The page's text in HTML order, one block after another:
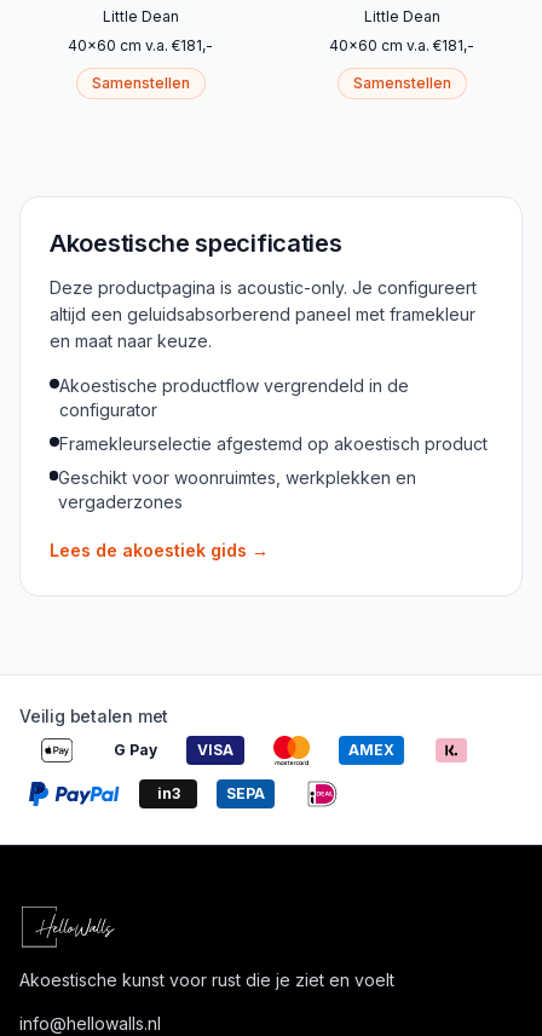
Little Dean
40x60 cm v.a. €181,-
Samenstellen
Little Dean
40x60 cm v.a. €181,-
Samenstellen
Akoestische specificaties
Deze productpagina is acoustic-only. Je configureert
altijd een geluidsabsorberend paneel met framekleur
en maat naar keuze.
Akoestische productflow vergrendeld in de
configurator
Framekleurselectie afgestemd op akoestisch product
Geschikt voor woonruimtes, werkplekken en
vergaderzones
Lees de akoestiek gids →
Veilig betalen met
G Pay VISA AMEX
in3 SEPA
Akoestische kunst voor rust die je ziet en voelt
info@hellowalls.nl